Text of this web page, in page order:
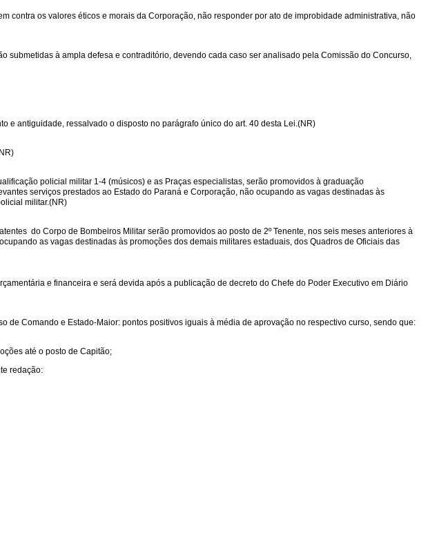
contra os valores éticos e morais da Corporação, não responder por ato de improbidade administrativa, não
submetidas à ampla defesa e contraditório, devendo cada caso ser analisado pela Comissão do Concurso,
e antiguidade, ressalvado o disposto no parágrafo único do art. 40 desta Lei.(NR)
policial militar 1-4 (músicos) e as Praças especialistas, serão promovidos à graduação
serviços prestados ao Estado do Paraná e Corporação, não ocupando as vagas destinadas às
militar.(NR)
do Corpo de Bombeiros Militar serão promovidos ao posto de 2º Tenente, nos seis meses anteriores à
as vagas destinadas às promoções dos demais militares estaduais, dos Quadros de Oficiais das
e financeira e será devida após a publicação de decreto do Chefe do Poder Executivo em Diário
de Comando e Estado-Maior: pontos positivos iguais à média de aprovação no respectivo curso, sendo que:
até o posto de Capitão;
redação: